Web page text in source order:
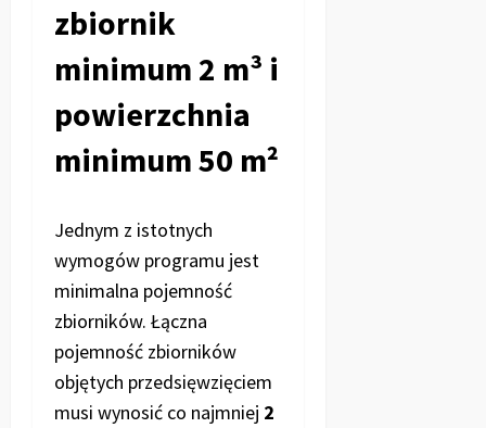
zbiornik
minimum 2 m³ i
powierzchnia
minimum 50 m²
Jednym z istotnych
wymogów programu jest
minimalna pojemność
zbiorników. Łączna
pojemność zbiorników
objętych przedsięwzięciem
musi wynosić co najmniej 2